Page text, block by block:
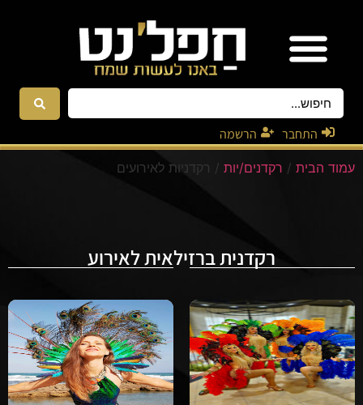
התחבר הרשמה
עמוד הבית / רקדנים/יות / רקדניות לאירועים
רקדנית ברזילאית לאירוע